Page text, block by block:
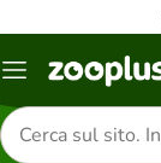
Overview
Cerca
prodotti